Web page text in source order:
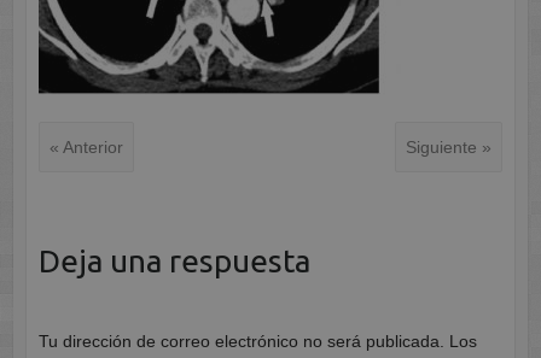
« Anterior Siguiente »
Deja una respuesta
Tu dirección de correo electrónico no será publicada.
Los